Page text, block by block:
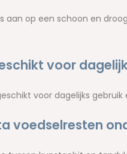
aan op een schoon en
voor
voor dagelijks
voedselresten